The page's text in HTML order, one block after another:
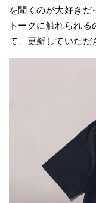
を聞くのが大好きだ
トークに触れられ
て、更新していただ